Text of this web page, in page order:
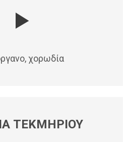
χορωδία
ΤΕΚΜΗΡΙΟΥ